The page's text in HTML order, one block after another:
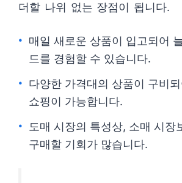
더할 나위 없는 장점이 됩니다.
매일 새로운 상품이 입고되어
드를 경험할 수 있습니다.
다양한 가격대의 상품이 구비
쇼핑이 가능합니다.
도매 시장의 특성상, 소매 시장
구매할 기회가 많습니다.